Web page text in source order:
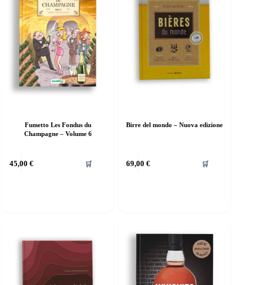
Fumetto Les Fondus du
Champagne – Volume 6
45,00 € 🛒
Birre del mondo – Nuova edizione
69,00 € 🛒